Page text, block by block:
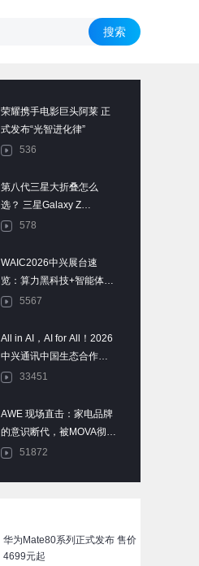
荣耀携手电影巨头阿莱 正
式发布“光智进化律”
536
第八代三星大折叠怎么
选？ 三星Galaxy Z
Fold8/Fold8 Ultra上手体验
578
WAIC2026中兴展台速
览：算力黑科技+智能体手
机+机器人全打卡
5567
All in AI，AI for All！2026
中兴通讯中国生态合作伙
伴大会在北京启幕
33451
AWE 现场直击：家电品牌
的意识断代，被MOVA彻底
拉开了51872
华为Mate80系列正式发布 售价
4699元起